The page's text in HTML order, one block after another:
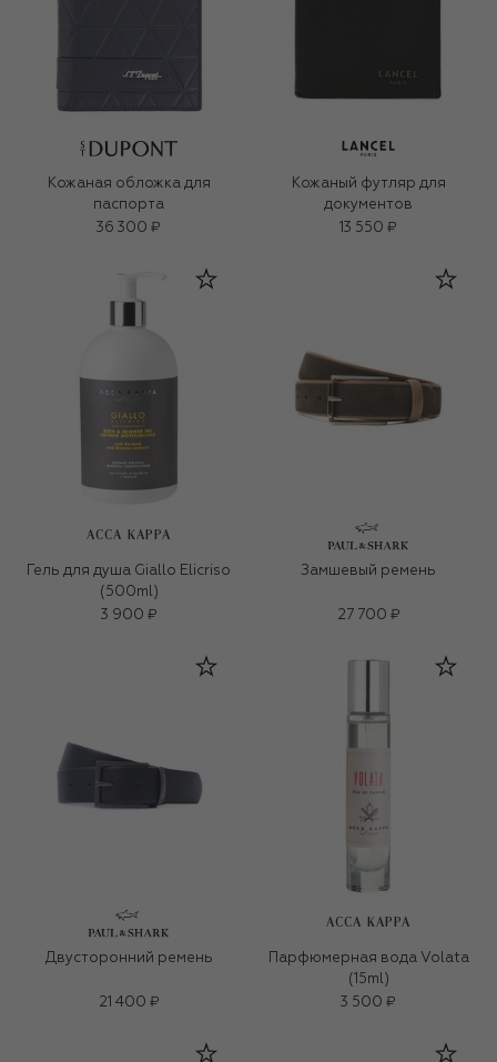
Кожаная обложка для
паспорта
36 300 ₽
Кожаный футляр для
документов
13 550 ₽
ACCA KAPPA
Гель для душа Giallo Elicriso
(500ml)
3 900 ₽
Замшевый ремень
27 700 ₽
Двусторонний ремень
21 400 ₽
ACCA KAPPA
Парфюмерная вода Volata
(15ml)
3 500 ₽